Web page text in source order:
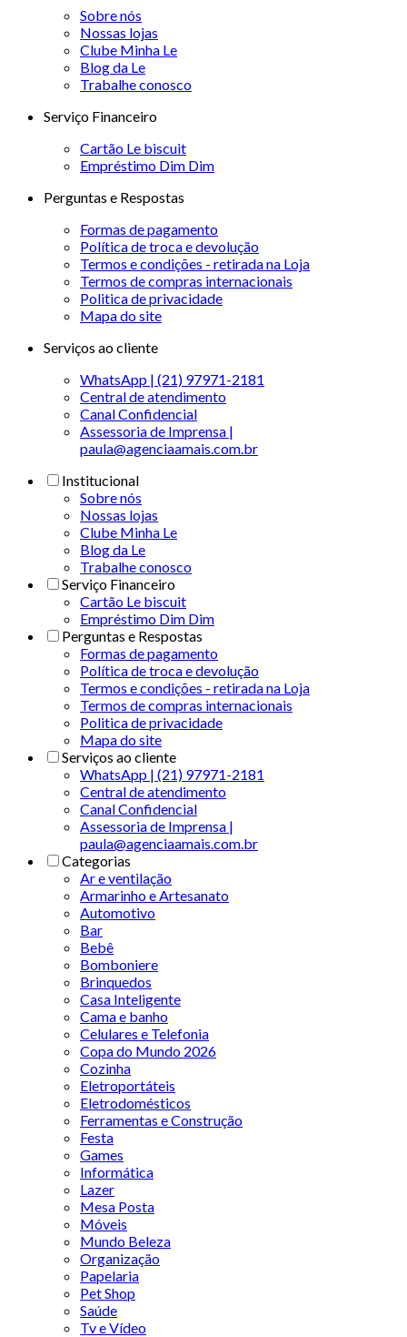
Sobre nós
Nossas lojas
Clube Minha Le
Blog da Le
Trabalhe conosco
Serviço Financeiro
Cartão Le biscuit
Empréstimo Dim Dim
Perguntas e Respostas
Formas de pagamento
Política de troca e devolução
Termos e condições - retirada na Loja
Termos de compras internacionais
Politica de privacidade
Mapa do site
Serviços ao cliente
WhatsApp | (21) 97971-2181
Central de atendimento
Canal Confidencial
Assessoria de Imprensa |
paula@agenciaamais.com.br
Institucional
Sobre nós
Nossas lojas
Clube Minha Le
Blog da Le
Trabalhe conosco
Serviço Financeiro
Cartão Le biscuit
Empréstimo Dim Dim
Perguntas e Respostas
Formas de pagamento
Política de troca e devolução
Termos e condições - retirada na Loja
Termos de compras internacionais
Politica de privacidade
Mapa do site
Serviços ao cliente
WhatsApp | (21) 97971-2181
Central de atendimento
Canal Confidencial
Assessoria de Imprensa |
paula@agenciaamais.com.br
Categorias
Ar e ventilação
Armarinho e Artesanato
Automotivo
Bar
Bebê
Bomboniere
Brinquedos
Casa Inteligente
Cama e banho
Celulares e Telefonia
Copa do Mundo 2026
Cozinha
Eletroportáteis
Eletrodomésticos
Ferramentas e Construção
Festa
Games
Informática
Lazer
Mesa Posta
Móveis
Mundo Beleza
Organização
Papelaria
Pet Shop
Saúde
Tv e Vídeo